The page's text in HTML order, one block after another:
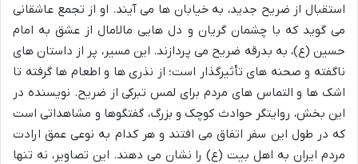
استقبال از ضریح جدید، به خیابان ها می آیند. او از تجمع عاشقانی
می گوید که با چشمان گریان و دل هایی مالامال از عشق به امام
حسین (ع)، به بدرقه ضریح می پردازند. این مسیر، پر از داستان های
ناگفته و صحنه های تأثیرگذار است؛ از نذری ها و اطعام ها گرفته تا
اشک ها و التماس های مردم برای لمس تبرکی از ضریح. نویسنده در
این بخش، روایتگر حوادث کوچک و بزرگ، گفتگوها و مشاهداتی است
که در طول این سفر اتفاق می افتند و هر کدام به نوعی عمق ارادت
مردم ایران به اهل بیت (ع) را نشان می دهند. این تصاویر، نه تنها